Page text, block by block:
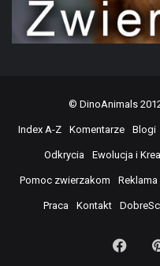
© DinoAnimals
Index A-Z Komentarze Blogi
Odkrycia Ewolucja i
Pomoc zwierzakom Reklama
Praca Kontakt